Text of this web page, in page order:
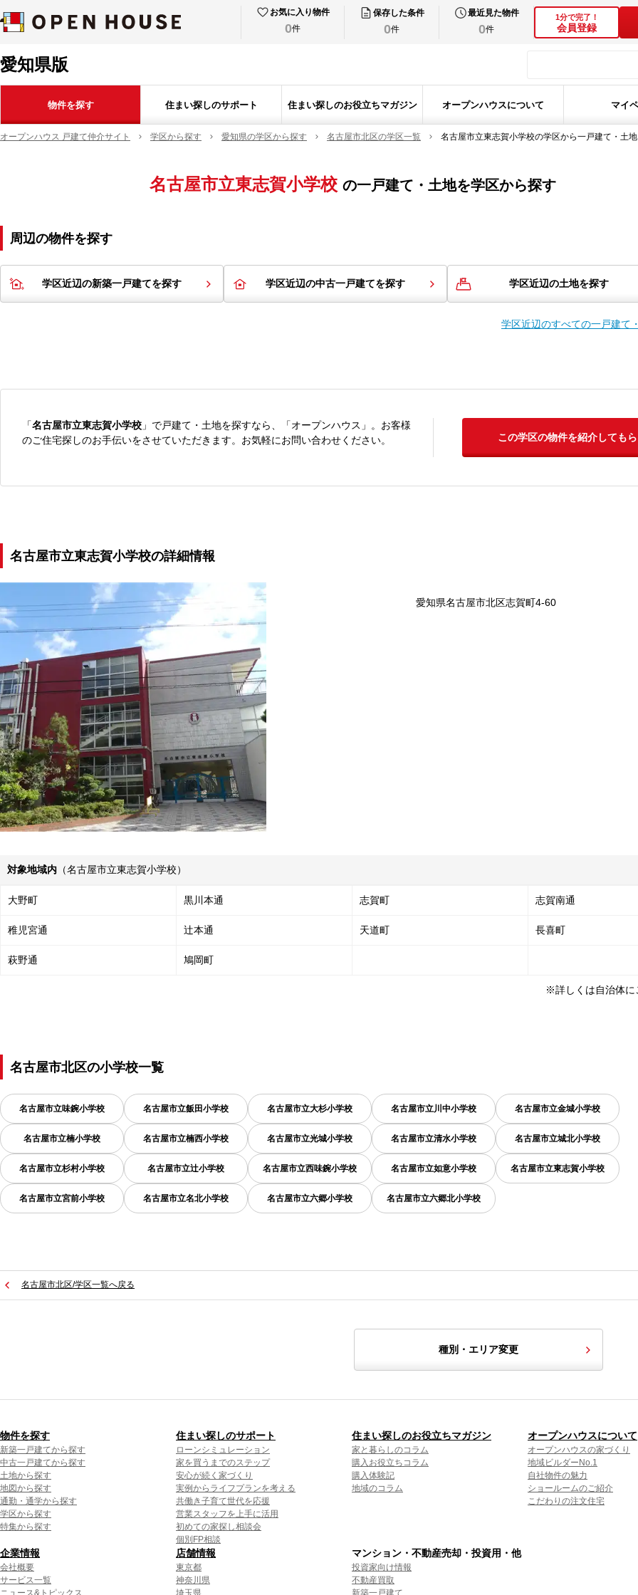
お気に入り物件
0件
保存した条件
0件
最近見た物件
0件
1分で完了！
会員登録
愛知県版
物件を探す 住まい探しのサポート 住まい探しのお役立ちマガジン オープンハウスについて マイ
オープンハウス 戸建て仲介サイト 学区から探す 愛知県の学区から探す 名古屋市北区の学区一覧 名古屋市立東志賀小学校の学区から一戸建て・土
名古屋市立東志賀小学校 の一戸建て・土地を学区から探す
周辺の物件を探す
学区近辺の新築一戸建てを探す 学区近辺の中古一戸建てを探す 学区近辺の土地を探す
学区近辺のすべての一戸建て
「名古屋市立東志賀小学校 」で戸建て・土地を探すなら、「オープンハウス」。お客様
のご住宅探しのお手伝いをさせていただきます。お気軽にお問い合わせください。
この学区の物件を紹介してもら
名古屋市立東志賀小学校の詳細情報
愛知県名古屋市北区志賀町4-60
対象地域内 （名古屋市立東志賀小学校）
大野町 黒川本通 志賀町 志賀南通
稚児宮通 辻本通 天道町 長喜町
萩野通 鳩岡町
※詳しくは自治体に
名古屋市北区の小学校一覧
名古屋市立味鋺小学校 名古屋市立飯田小学校 名古屋市立大杉小学校 名古屋市立川中小学校 名古屋市立金城小学校
名古屋市立楠小学校 名古屋市立楠西小学校 名古屋市立光城小学校 名古屋市立清水小学校 名古屋市立城北小学校
名古屋市立杉村小学校 名古屋市立辻小学校 名古屋市立西味鋺小学校 名古屋市立如意小学校 名古屋市立東志賀小学校
名古屋市立宮前小学校 名古屋市立名北小学校 名古屋市立六郷小学校 名古屋市立六郷北小学校
名古屋市北区/学区一覧へ戻る
種別・エリア変更
物件を探す
新築一戸建てから探す
中古一戸建てから探す
土地から探す
地図から探す
通勤・通学から探す
学区から探す
特集から探す
住まい探しのサポート
ローンシミュレーション
家を買うまでのステップ
安心が続く家づくり
実例からライフプランを考える
共働き子育て世代を応援
営業スタッフを上手に活用
初めての家探し相談会
個別FP相談
住まい探しのお役立ちマガジン
家と暮らしのコラム
購入お役立ちコラム
購入体験記
地域のコラム
オープンハウスについて
オープンハウスの家づくり
地域ビルダーNo.1
自社物件の魅力
ショールームのご紹介
こだわりの注文住宅
企業情報
会社概要
サービス一覧
ニュース&トピックス
店舗情報
東京都
神奈川県
埼玉県
マンション・不動産売却・投資用・他
投資家向け情報
不動産買取
新築一戸建て